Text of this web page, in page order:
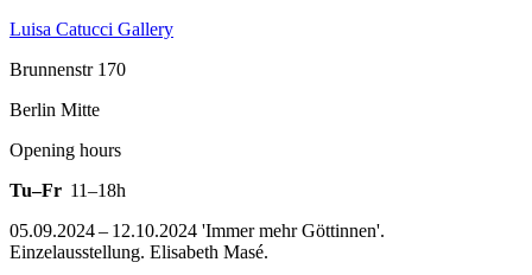
Luisa Catucci Gallery
Brunnenstr 170
Berlin Mitte
Opening hours
Tu–Fr 11–18h
05.09.2024 – 12.10.2024 'Immer mehr Göttinnen'.
Einzelausstellung. Elisabeth Masé.